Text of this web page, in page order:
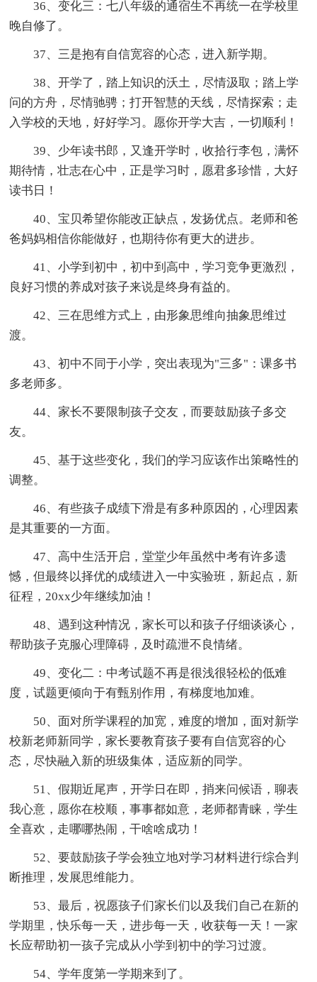
36、变化三：七八年级的通宿生不再统一在学校里
晚自修了。
37、三是抱有自信宽容的心态，进入新学期。
38、开学了，踏上知识的沃土，尽情汲取；踏上学
问的方舟，尽情驰骋；打开智慧的天线，尽情探索；走
入学校的天地，好好学习。愿你开学大吉，一切顺利！
39、少年读书郎，又逢开学时，收拾行李包，满怀
期待情，壮志在心中，正是学习时，愿君多珍惜，大好
读书日！
40、宝贝希望你能改正缺点，发扬优点。老师和爸
爸妈妈相信你能做好，也期待你有更大的进步。
41、小学到初中，初中到高中，学习竞争更激烈，
良好习惯的养成对孩子来说是终身有益的。
42、三在思维方式上，由形象思维向抽象思维过
渡。
43、初中不同于小学，突出表现为"三多"：课多书
多老师多。
44、家长不要限制孩子交友，而要鼓励孩子多交
友。
45、基于这些变化，我们的学习应该作出策略性的
调整。
46、有些孩子成绩下滑是有多种原因的，心理因素
是其重要的一方面。
47、高中生活开启，堂堂少年虽然中考有许多遗
憾，但最终以择优的成绩进入一中实验班，新起点，新
征程，20xx少年继续加油！
48、遇到这种情况，家长可以和孩子仔细谈谈心，
帮助孩子克服心理障碍，及时疏泄不良情绪。
49、变化二：中考试题不再是很浅很轻松的低难
度，试题更倾向于有甄别作用，有梯度地加难。
50、面对所学课程的加宽，难度的增加，面对新学
校新老师新同学，家长要教育孩子要有自信宽容的心
态，尽快融入新的班级集体，适应新的同学。
51、假期近尾声，开学日在即，捎来问候语，聊表
我心意，愿你在校顺，事事都如意，老师都青睐，学生
全喜欢，走哪哪热闹，干啥啥成功！
52、要鼓励孩子学会独立地对学习材料进行综合判
断推理，发展思维能力。
53、最后，祝愿孩子们家长们以及我们自己在新的
学期里，快乐每一天，进步每一天，收获每一天！一家
长应帮助初一孩子完成从小学到初中的学习过渡。
54、学年度第一学期来到了。